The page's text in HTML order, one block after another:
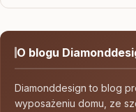
O blogu
Diamonddesign to blog
wyposażeniu domu, ze